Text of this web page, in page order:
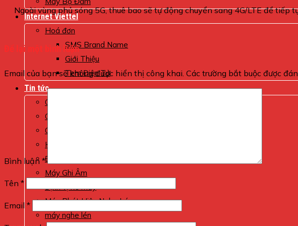
Internet Viettel
Hoá đơn
SMS Brand Name
Giới Thiệu
Tem Điện Tử
Tin tức
CA VIETTEL
Giám sát xe
Chống trộm
Hóa Đơn
Định vị ô tô
Máy Ghi Âm
Định vị xe máy
Máy Phát Hiện Nghe Lén
máy nghe lén
Ngoài vùng phủ sóng 5G, thuê bao sẽ tự động chuyển sang 4G/LTE để tiếp
Để lại một bình luận
Email của bạn sẽ không được hiển thị công khai. Các trường bắt buộc được
Bình luận *
Tên *
Email *